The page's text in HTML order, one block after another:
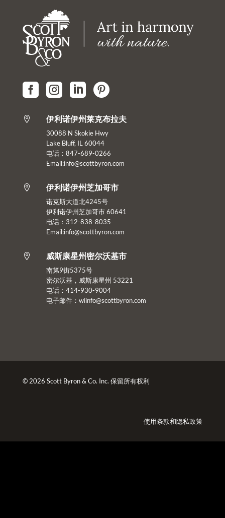
   
 伊利诺伊州莱克布拉夫
30088 N Skokie Hwy
Lake Bluff, IL 60044
电话：847-689-0266
Email:info@scottbyron.com
 伊利诺伊州芝加哥市
诺克斯大道北4245号
伊利诺伊州芝加哥市 60641
电话：312-838-8035
Email:info@scottbyron.com
 威斯康星州密尔沃基市
南第9街5375号
密尔沃基，威斯康星州 53221
电话：414-930-9004
电子邮件： wiinfo@scottbyron.com
© 2026 Scott Byron & Co. Inc. 保留所有权利
使用条款和隐私政策